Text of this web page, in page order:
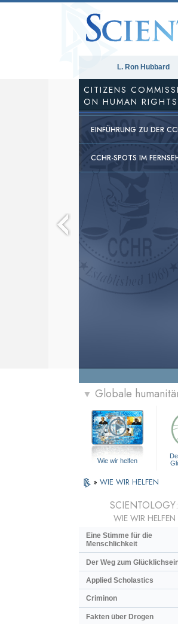
L. Ron Hubbard
CITIZENS
ON HUMAN RIGHTS
EINFÜHRUNG ZU DER
CCHR-SPOTS IM
▼ Globale
Wie wir helfen
» WIE WIR HELFEN
SCIENTOLOGY:
WIE WIR HELFEN
Eine Stimme für die
Menschlichkeit
Der Weg zum
Applied Scholastics
Criminon
Fakten über Drogen